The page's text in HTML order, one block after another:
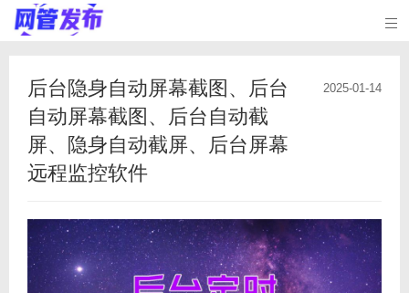

2025-01-14
后台隐身自动屏幕截图、后台
自动屏幕截图、后台自动截
屏、隐身自动截屏、后台屏幕
远程监控软件